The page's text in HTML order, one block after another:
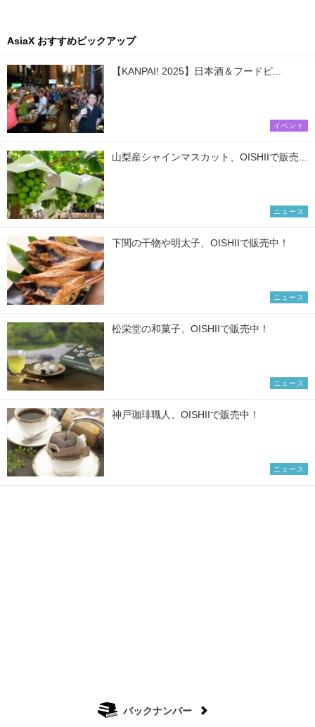
AsiaX おすすめピックアップ
【KANPAI! 2025】日本酒＆フードビ...
イベント
山梨産シャインマスカット、OISHIIで販売...
ニュース
下関の干物や明太子、OISHIIで販売中！
ニュース
松栄堂の和菓子、OISHIIで販売中！
ニュース
神戸珈琲職人、OISHIIで販売中！
ニュース
バックナンバー